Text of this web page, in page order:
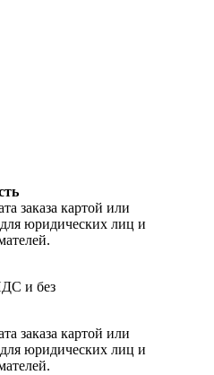
заказа картой или
для юридических лиц и
и без
заказа картой или
для юридических лиц и